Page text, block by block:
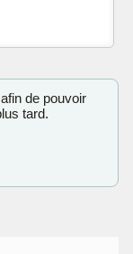
de pouvoir
tard.